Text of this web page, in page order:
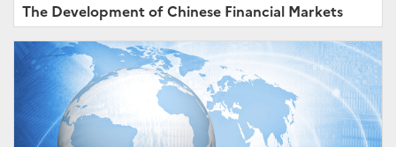
The Development of Chinese Financial Markets